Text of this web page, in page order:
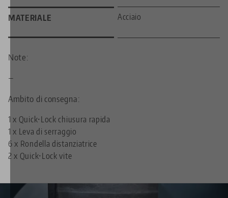
MATERIALE Acciaio
Note:
—
Ambito di consegna:
1 x Quick•Lock chiusura rapida
1 x Leva di serraggio
6 x Rondella distanziatrice
2 x Quick•Lock vite